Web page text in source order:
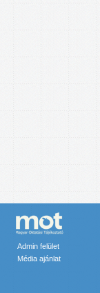
Admin felület
Média ajánlat